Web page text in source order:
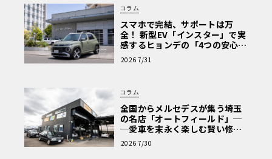
変わらないために変わり続けるメルセデス・ベンツGクラ
ス。その最新進化形が、Gクラス初のEV「G580 with EQテ
クノロジー」です。Gクラスは1979年の誕生以来、その堅
牢なラダーフレーム構造と卓越したオフロード性能で、多
コラム
スマホで完結、サポートは万
全！ 新型EV「インスター」で実
感するヒョンデの「4つの安心」
【第1回・ヒョンデ6つの疑問：
Why? Hyundai?】〈PR〉
2026 7/31
コラム
全国からメルセデスが集う埼玉
の名店「オートフィールド」─
─愛車を末永く楽しむ賢い修理
術と、プロがフックス製オイル
を選ぶ理由〈PR〉
2026 7/30